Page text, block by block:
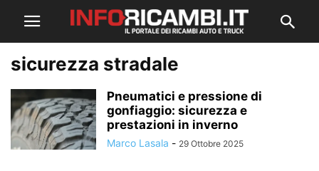
sicurezza stradale
Pneumatici e pressione di
gonfiaggio: sicurezza e
prestazioni in inverno
Marco Lasala - 29 Ottobre 2025